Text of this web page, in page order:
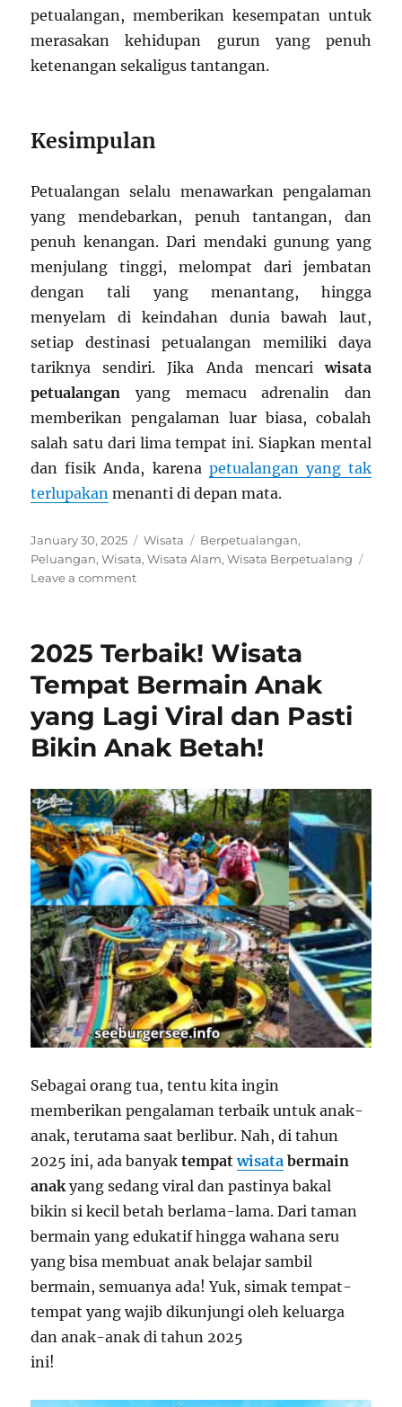
petualangan, memberikan kesempatan untuk
merasakan kehidupan gurun yang penuh
ketenangan sekaligus tantangan.
Kesimpulan
Petualangan selalu menawarkan pengalaman
yang mendebarkan, penuh tantangan, dan
penuh kenangan. Dari mendaki gunung yang
menjulang tinggi, melompat dari jembatan
dengan tali yang menantang, hingga
menyelam di keindahan dunia bawah laut,
setiap destinasi petualangan memiliki daya
tariknya sendiri. Jika Anda mencariwisata
petualangan yang memacu adrenalin dan
memberikan pengalaman luar biasa, cobalah
salah satu dari lima tempat ini. Siapkan mental
dan fisik Anda, karena petualangan yang tak
terlupakan menanti di depan mata.
Posted
on
January 30, 2025 Categories
Wisata Tags
Berpetualangan,
Peluangan,Wisata,Wisata Alam,Wisata Berpetualang
Leave a commenton
yang
untuk
Memacu
Adrenalin
2025 Terbaik! Wisata
Tempat Bermain Anak
yang Lagi Viral dan Pasti
Bikin Anak Betah!
Sebagai orang tua, tentu kita ingin
memberikan pengalaman terbaik untuk anak-
anak, terutama saat berlibur. Nah, di tahun
2025 ini, ada banyaktempatwisata bermain
anak yang sedang viral dan pastinya bakal
bikin si kecil betah berlama-lama. Dari taman
bermain yang edukatif hingga wahana seru
yang bisa membuat anak belajar sambil
bermain, semuanya ada! Yuk, simak tempat-
tempat yang wajib dikunjungi oleh keluarga
dan anak-anak di tahun 2025
ini!